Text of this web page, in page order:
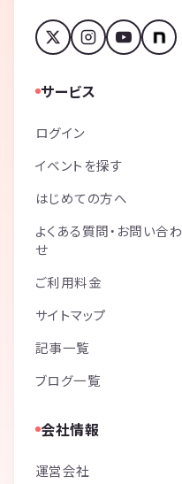
サービス
ログイン
イベントを探す
はじめての方へ
よくある質問・お問い合わ
せ
ご利用料金
サイトマップ
記事一覧
ブログ一覧
会社情報
運営会社